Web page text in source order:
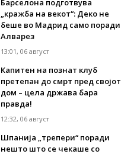
Барселона подготвува
„кражба на векот“: Деко не
беше во Мадрид само поради
Алварез
13:01, 06 август
Капитен на познат клуб
претепан до смрт пред својот
дом – цела држава бара
правда!
12:32, 06 август
Шпанија „трепери“ поради
нешто што се чекаше со